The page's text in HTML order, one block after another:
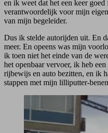
en ik weet dat het een keer
verantwoordelijk voor mijn
van mijn begeleider.
Dus ik stelde autorijden uit. En
meer. En opeens was mijn
ik toen niet het einde van de
het openbaar vervoer, ik heb
rijbewijs en auto bezitten, en ik
stappen met mijn lilliputter-